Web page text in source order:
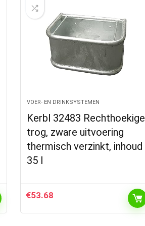
VOER- EN DRINKSYSTEMEN
Kerbl 32483 Rechthoekige
trog, zware uitvoering
thermisch verzinkt, inhoud
35 l
€53.68